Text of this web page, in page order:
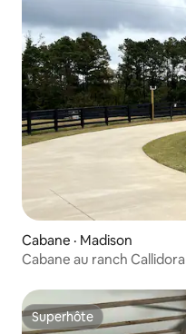
Cabane · Madison
Cabane au ranch Callidora
Superhôte
Superhôte